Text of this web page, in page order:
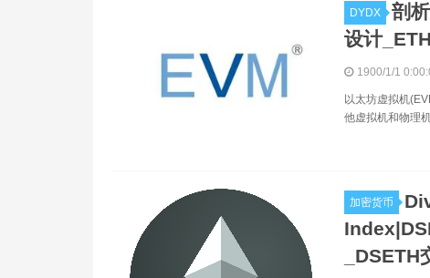
DYDX
剖
设计
1900/1/1
以太坊虚拟机
他虚拟机和物理
加密货币
_DSETH